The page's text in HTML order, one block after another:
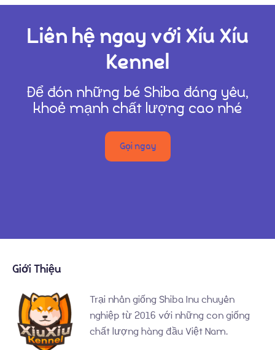
Liên hệ ngay với Xíu Xíu
Kennel
Để đón những bé Shiba đáng yêu,
khoẻ mạnh chất lượng cao nhé
Gọi ngay
Giới Thiệu
Trại nhân giống Shiba Inu chuyên
nghiệp từ 2016 với những con giống
chất lượng hàng đầu Việt Nam.